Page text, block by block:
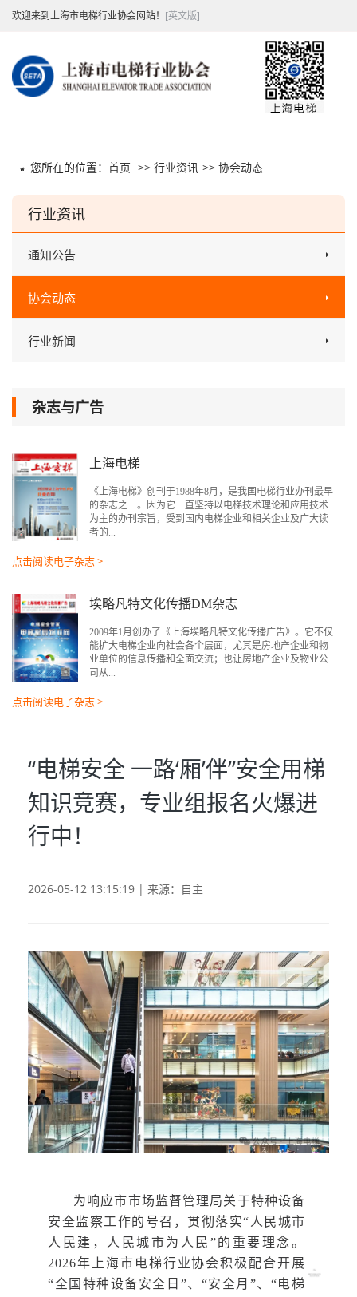
欢迎来到上海市电梯行业协会网站！ [英文版]
您所在的位置： 首页 >> 行业资讯 >> 协会动态
行业资讯
通知公告
协会动态
行业新闻
杂志与广告
上海电梯
《上海电梯》创刊于1988年8月，是我国电梯行业办刊最早
的杂志之一。因为它一直坚持以电梯技术理论和应用技术
为主的办刊宗旨，受到国内电梯企业和相关企业及广大读
者的...
点击阅读电子杂志 >
埃略凡特文化传播DM杂志
2009年1月创办了《上海埃略凡特文化传播广告》。它不仅
能扩大电梯企业向社会各个层面，尤其是房地产企业和物
业单位的信息传播和全面交流；也让房地产企业及物业公
司从...
点击阅读电子杂志 >
“电梯安全 一路‘厢’伴”安全用梯
知识竞赛，专业组报名火爆进
行中！
2026-05-12 13:15:19 | 来源：自主
为响应市市场监督管理局关于特种设备
安全监察工作的号召，贯彻落实“人民城市
人民建，人民城市为人民”的重要理念 。
2026年上海市电梯行业协会积极配合开展
“全国特种设备安全日”、“安全月”、“电梯